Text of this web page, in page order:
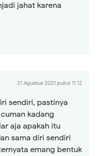
jahat karena
21 Agustus 2021 pukul 11.12
sendiri, pastinya
kadang
aja apakah itu
sama diri sendiri
emang bentuk